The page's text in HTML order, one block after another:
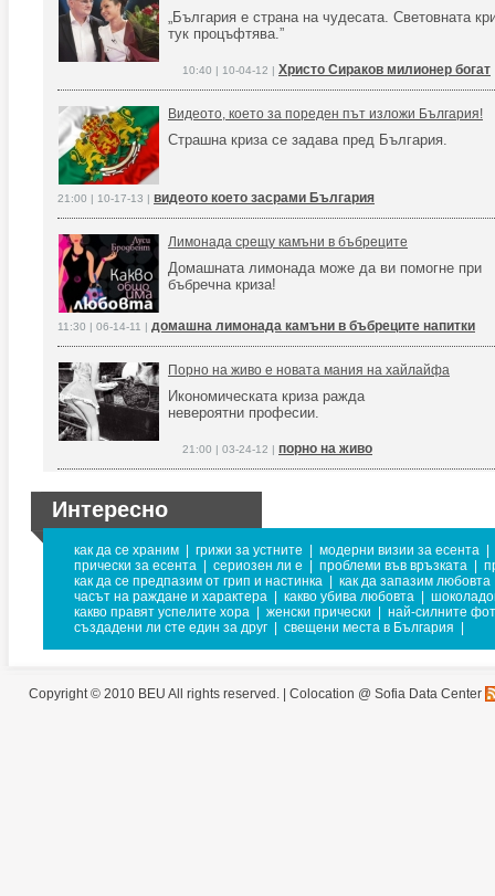
„България е страна на чудесата. Световната
тук процъфтява.”
10:40 | 10-04-12 | Христо Сираков милионер богат
Видеото, което за пореден път изложи България!
Страшна криза се задава пред България.
21:00 | 10-17-13 | видеото което засрами България
Лимонада срещу камъни в бъбреците
Домашната лимонада може да ви помогне при
бъбречна криза!
11:30 | 06-14-11 | домашна лимонада камъни в бъбреците напитки
Порно на живо е новата мания на хайлайфа
Икономическата криза ражда
невероятни професии.
21:00 | 03-24-12 | порно на живо
Интересно
как да се храним грижи за устните модерни визии за есента
прически за есента
сериозен ли е проблеми във връзката
как да се предпазим от грип и настинка
как да запазим любовта
часът на раждане и характера
какво убива любовта
какво правят успелите хора
женски прически
най-силните
създадени ли сте един за друг
свещени места в България
Copyright © 2010 BEU All rights reserved. | Colocation @ Sofia Data Center